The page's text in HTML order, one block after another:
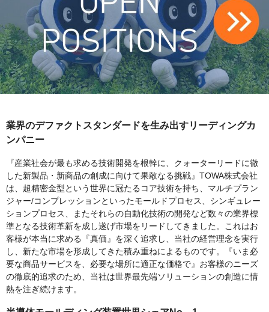
業界のデファクトスタンダードを生み出すリーディングカ
ンパニー
『産業社会が最も求める技術開発を根幹に、クォーターリードに徹
した新製品・新商品の創成に向けて果敢なる挑戦』TOWA株式会社
は、超精密金型という世界に冠たるコア技術を持ち、マルチプラン
ジャー/コンプレッションといったモールドプロセス、シンギュレー
ションプロセス、またそれらの自動化技術の開発など数々の業界標
準となる技術革新を成し遂げ市場をリードしてきました。これはお
客様が本当に求める『真価』を深く追求し、当社の経営理念を実行
し、新たな市場を形成してきた積み重ねによるものです。『いま必
要な商品サービスを、必要な場所に適正な価格で』お客様のニーズ
の徹底的追求のため、当社は世界最先端ソリューションの創造に情
熱を注ぎ続けます。